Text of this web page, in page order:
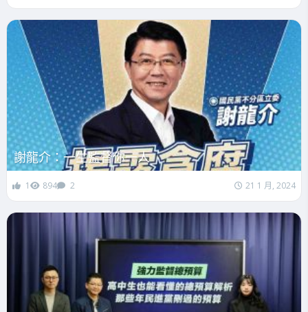
謝龍介：一生監督你一人
1 894 2 21 1 月, 2024